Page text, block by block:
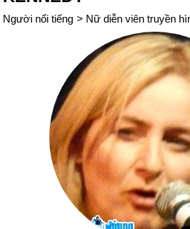
Người nổi tiếng > Nữ diễn viên truyền